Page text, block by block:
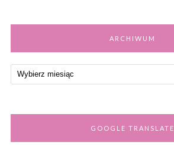
ARCHIWUM
GOOGLE TRANSLATE